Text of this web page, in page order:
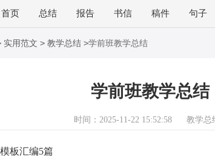
首页 总结 报告 书信 稿件 句子
实用范文 > 教学总结 >学前班教学总结
学前班教学总结
时间：2025-11-22 15:52:58 教学总
板汇编5篇